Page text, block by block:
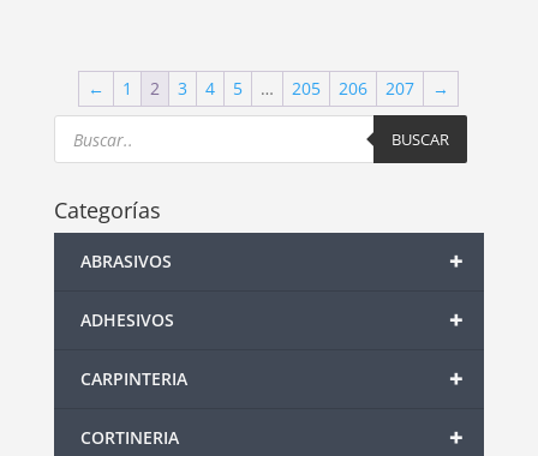
← 1 2 3 4 5 … 205 206 207
→
Products
search BUSCAR
Categorías
+
ABRASIVOS
+
ADHESIVOS
+
CARPINTERIA
+
CORTINERIA